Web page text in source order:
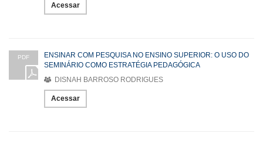
Acessar
PDF
ENSINAR COM PESQUISA NO ENSINO SUPERIOR: O USO DO
SEMINÁRIO COMO ESTRATÉGIA PEDAGÓGICA
DISNAH BARROSO RODRIGUES
Acessar